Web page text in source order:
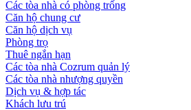
Các tòa nhà có phòng trống
Căn hộ chung cư
Căn hộ dịch vụ
Phòng trọ
Thuê ngắn hạn
Các tòa nhà Cozrum quản lý
Các tòa nhà nhượng quyền
Dịch vụ & hợp tác
Khách lưu trú